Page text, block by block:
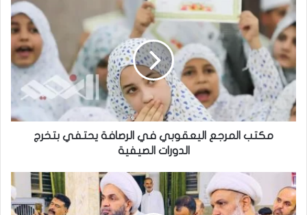
م
ك
ت
ب
ا
ل
ر
ج
ي
ع
ق
مكتب المرجع اليعقوبي في الرصافة يحتفي بتخرج
الدورات الصيفية
م
ن
ت